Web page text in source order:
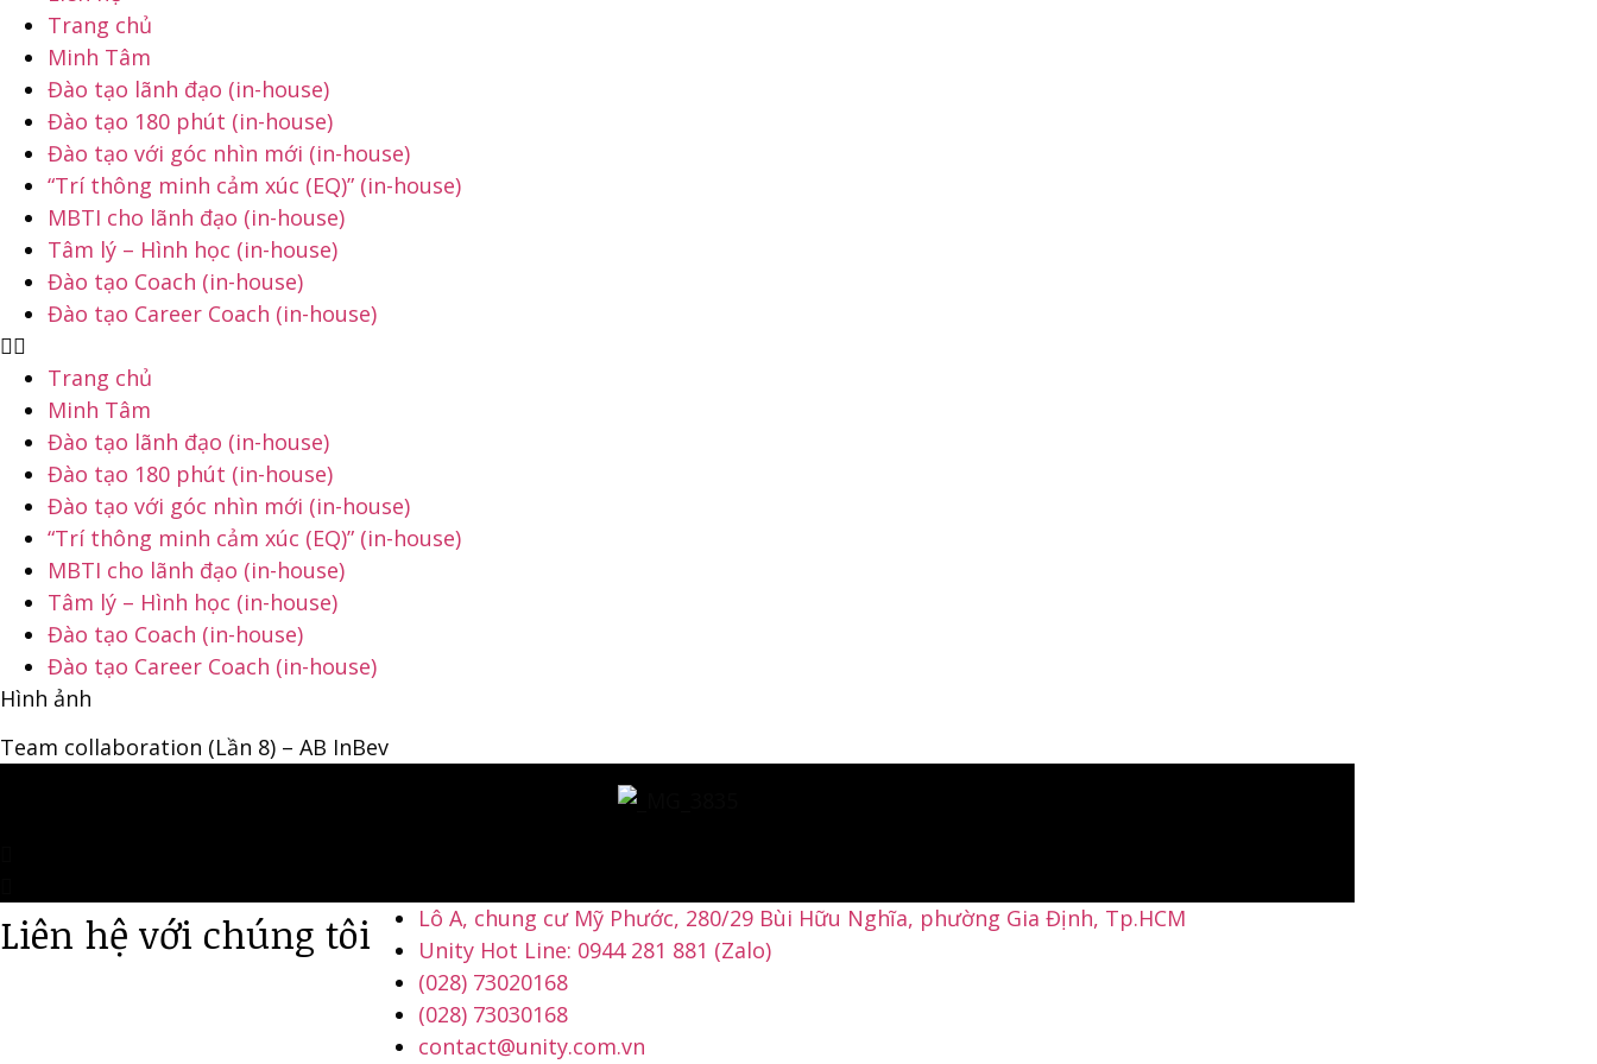
Trang chủ
Minh Tâm
Đào tạo lãnh đạo (in-house)
Đào tạo 180 phút (in-house)
Đào tạo với góc nhìn mới (in-house)
“Trí thông minh cảm xúc (EQ)” (in-house)
MBTI cho lãnh đạo (in-house)
Tâm lý – Hình học (in-house)
Đào tạo Coach (in-house)
Đào tạo Career Coach (in-house)
Trang chủ
Minh Tâm
Đào tạo lãnh đạo (in-house)
Đào tạo 180 phút (in-house)
Đào tạo với góc nhìn mới (in-house)
“Trí thông minh cảm xúc (EQ)” (in-house)
MBTI cho lãnh đạo (in-house)
Tâm lý – Hình học (in-house)
Đào tạo Coach (in-house)
Đào tạo Career Coach (in-house)
Hình ảnh
Team collaboration (Lần 8) – AB InBev
Liên hệ với chúng tôi
Lô A, chung cư Mỹ Phước, 280/29 Bùi Hữu Nghĩa, phường Gia Định, Tp.HCM
Unity Hot Line: 0944 281 881 (Zalo)
(028) 73020168
(028) 73030168
contact@unity.com.vn